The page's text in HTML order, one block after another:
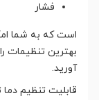
فشار
است که به شما
بهترین تنظیمات
آورید.